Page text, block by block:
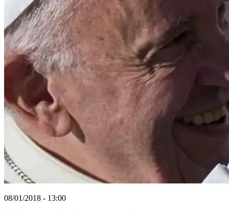
08/01/2018 - 13:00